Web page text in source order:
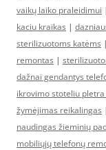
vaikų laiko praleidimui
kaciu kraikas |
sterilizuotoms katėms |
remontas |
dažnai gendantys
ikrovimo stoteliu
žymėjimas reikalingas
naudingas žieminių
mobiliųjų telefonų